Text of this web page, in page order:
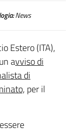
News
Estero (ITA),
avviso di
di
per il